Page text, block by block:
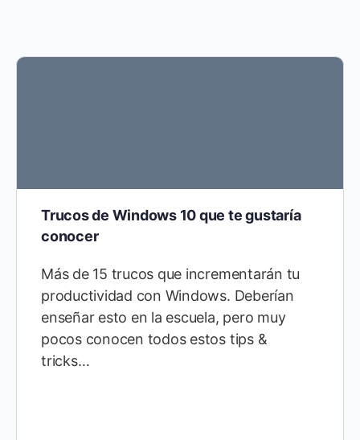
Trucos de Windows 10 que te gustaría
conocer
Más de 15 trucos que incrementarán tu
productividad con Windows. Deberían
enseñar esto en la escuela, pero muy
pocos conocen todos estos tips &
tricks…